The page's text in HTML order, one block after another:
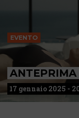
EVENTO
ANTEPRIMA
17 gennaio 2025 -